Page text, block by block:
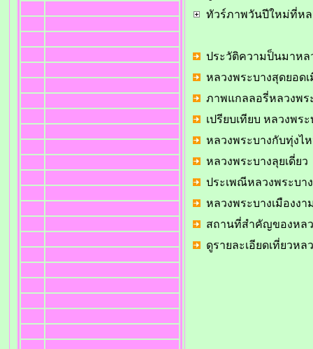
ทัวร์ภาพวันปีใหม่ที่หล
ประวัติความป็นมาหล
หลวงพระบางสุดยอดเ
ภาพแกลลอรี่หลวงพร
เปรียบเทียบ หลวงพร
หลวงพระบางกับทุ่งไ
หลวงพระบางลุยเดี่ยว
ประเพณีหลวงพระบาง
หลวงพระบางเมืองงา
สถานที่สำคัญของหล
ดูรายละเอียดเที่ยวหล